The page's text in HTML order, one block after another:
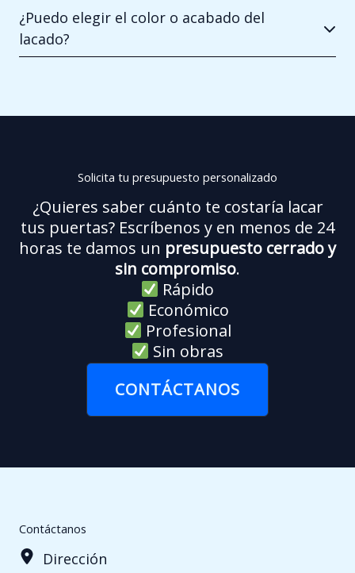
¿Puedo elegir el color o acabado del
lacado?
Solicita tu presupuesto personalizado
¿Quieres saber cuánto te costaría lacar
tus puertas? Escríbenos y en menos de 24
horas te damos un presupuesto cerrado y
sin compromiso.
Rápido
Económico
Profesional
Sin obras
CONTÁCTANOS
Contáctanos
Dirección